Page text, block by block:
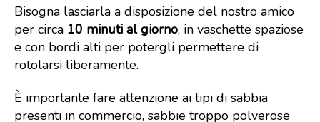
Bisogna lasciarla a disposizione del nostro amico
per circa 10 minuti al giorno, in vaschette spaziose
e con bordi alti per potergli permettere di
rotolarsi liberamente.
È importante fare attenzione ai tipi di sabbia
presenti in commercio, sabbie troppo polverose